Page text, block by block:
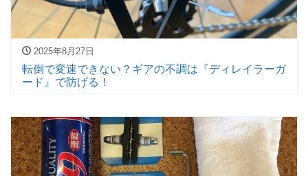
2025年8月27日
転倒で変速できない？ギアの不調は『ディレイラーガ
ード』で防げる！